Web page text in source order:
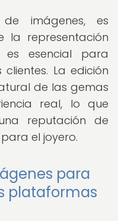
imágenes, es
la representación
esencial para
La edición
de las gemas
real, lo que
reputación de
el joyero.
para
plataformas